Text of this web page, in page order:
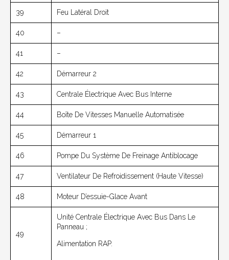
39 Feu Latéral Droit
40 –
41 –
42 Démarreur 2
43 Centrale Électrique Avec Bus Interne
44 Boîte De Vitesses Manuelle Automatisée
45 Démarreur 1
46 Pompe Du Système De Freinage Antiblocage
47 Ventilateur De Refroidissement (haute Vitesse)
48 Moteur D’essuie-Glace Avant
49
Unité Centrale Électrique Avec Bus Dans Le
Panneau ;
Alimentation RAP.